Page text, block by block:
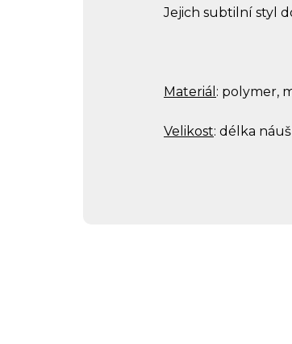
Jejich subtilní styl
Materiál : polymer,
Velikost: délka